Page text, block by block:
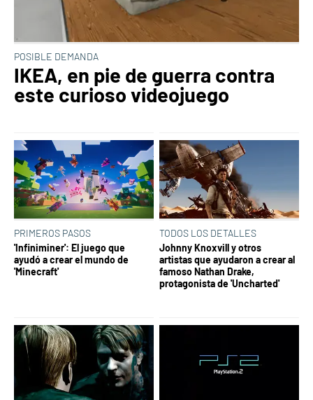
POSIBLE DEMANDA
IKEA, en pie de guerra contra
este curioso videojuego
PRIMEROS PASOS
'Infiniminer': El juego que
ayudó a crear el mundo de
'Minecraft'
TODOS LOS DETALLES
Johnny Knoxvill y otros
artistas que ayudaron a crear al
famoso Nathan Drake,
protagonista de 'Uncharted'